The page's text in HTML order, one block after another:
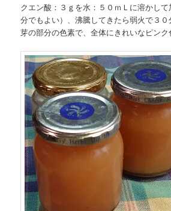
クエン酸：３ｇを水：５０ｍＬに溶かし
分でもよい）、沸騰してきたら弱火で３
芽の部分の色素で、全体にきれいなピンク